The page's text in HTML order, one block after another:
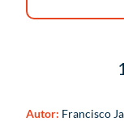
Autor: Francisco